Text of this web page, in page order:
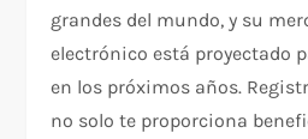
grandes del mundo, y su
electrónico está proyectado
en los próximos años.
no solo te proporciona